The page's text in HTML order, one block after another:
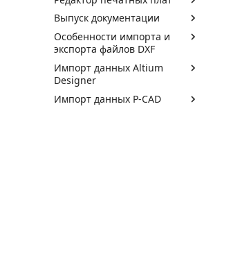
Выпуск документации
Особенности импорта и
экспорта файлов DXF
Импорт данных Altium
Designer
Импорт данных P-CAD